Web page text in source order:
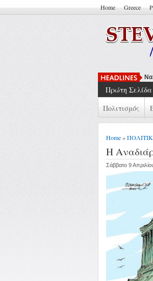
Home Greece
Πρώτη Σελίδα
Πολιτισμός
Home»
Η
Σάββατο 9